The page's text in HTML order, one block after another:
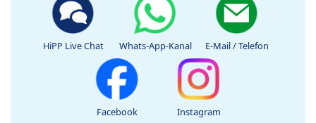
HiPP Live Chat Whats-App-Kanal E-Mail / Telefon
Facebook Instagram